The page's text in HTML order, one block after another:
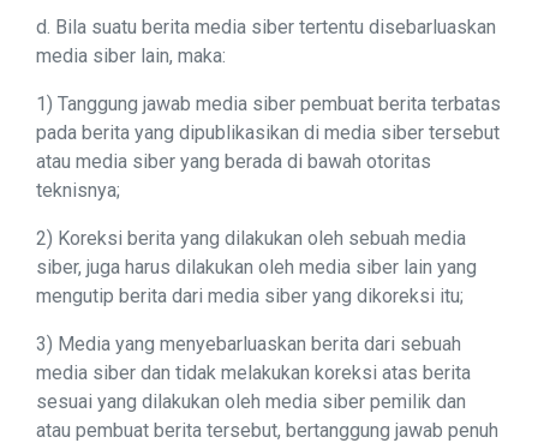
d. Bila suatu berita media siber tertentu disebarluaskan
media siber lain, maka:
1) Tanggung jawab media siber pembuat berita terbatas
pada berita yang dipublikasikan di media siber tersebut
atau media siber yang berada di bawah otoritas
teknisnya;
2) Koreksi berita yang dilakukan oleh sebuah media
siber, juga harus dilakukan oleh media siber lain yang
mengutip berita dari media siber yang dikoreksi itu;
3) Media yang menyebarluaskan berita dari sebuah
media siber dan tidak melakukan koreksi atas berita
sesuai yang dilakukan oleh media siber pemilik dan
atau pembuat berita tersebut, bertanggung jawab penuh